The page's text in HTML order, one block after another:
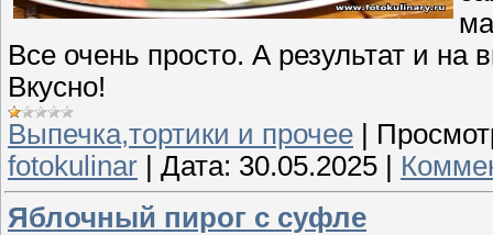
Все очень просто. А результат и на
Вкусно!
Выпечка,тортики и прочее |
fotokulinar | Дата: 30.05.2025 |
Яблочный пирог с суфле